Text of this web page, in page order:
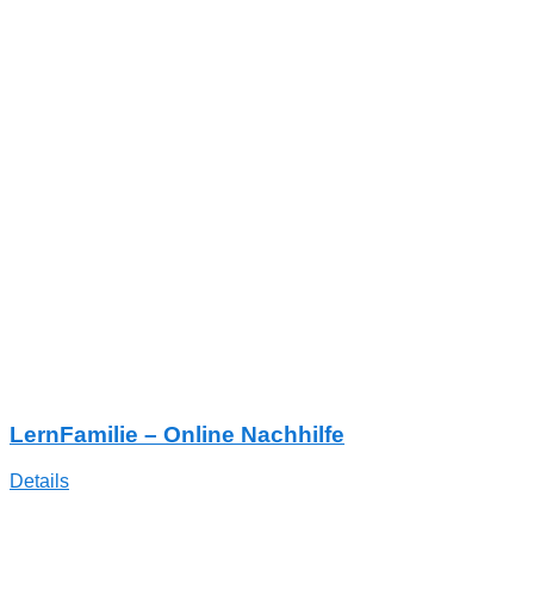
LernFamilie – Online Nachhilfe
Details